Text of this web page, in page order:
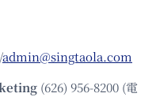
admin@singtaola.com
(626) 956-8200 (電